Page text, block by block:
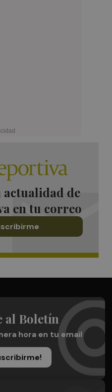
actualidad de
en tu correo
al Boletín
hora en tu email